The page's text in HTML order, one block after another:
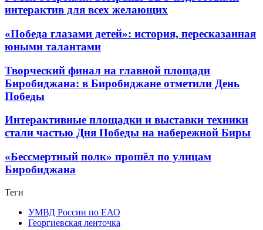
интерактив для всех желающих
«Победа глазами детей»: история, пересказанная
юными талантами
Творческий финал на главной площади
Биробиджана: в Биробиджане отметили День
Победы
Интерактивные площадки и выставки техники
стали частью Дня Победы на набережной Биры
«Бессмертный полк» прошёл по улицам
Биробиджана
Теги
УМВД России по ЕАО
Георгиевская ленточка